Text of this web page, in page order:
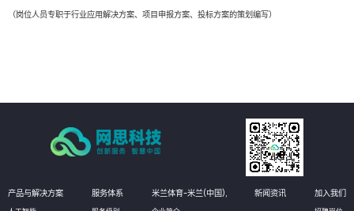
（岗位人员专职于行业应用解决方案、项目申报方案、投标方案的策划编写）
产品与解决方案 服务体系 米兰体育-米兰(中国), 新闻资讯 加入我们